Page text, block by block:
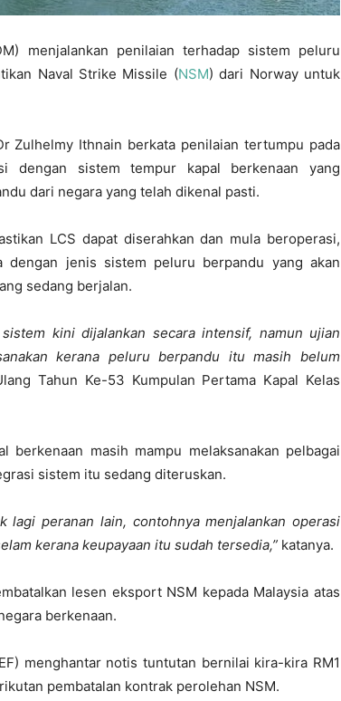
menjalankan penilaian terhadap sistem peluru
Naval Strike Missile (NSM) dari Norway untuk
Zulhelmy Ithnain berkata penilaian tertumpu pada
dengan sistem tempur kapal berkenaan yang
dari negara yang telah dikenal pasti.
LCS dapat diserahkan dan mula beroperasi,
dengan jenis sistem peluru berpandu yang akan
sedang berjalan.
kini dijalankan secara intensif, namun ujian
kerana peluru berpandu itu masih belum
Tahun Ke-53 Kumpulan Pertama Kapal Kelas
berkenaan masih mampu melaksanakan pelbagai
sistem itu sedang diteruskan.
lagi peranan lain, contohnya menjalankan operasi
kerana keupayaan itu sudah tersedia,” katanya.
lesen eksport NSM kepada Malaysia atas
berkenaan.
menghantar notis tuntutan bernilai kira-kira RM1
pembatalan kontrak perolehan NSM.